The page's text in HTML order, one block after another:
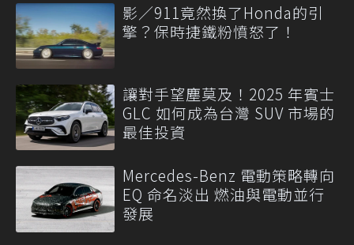
影／911竟然換了Honda的引
擎？保時捷鐵粉憤怒了！
讓對手望塵莫及！2025 年賓士
GLC 如何成為台灣 SUV 市場的
最佳投資
Mercedes-Benz 電動策略轉向
EQ 命名淡出 燃油與電動並行
發展